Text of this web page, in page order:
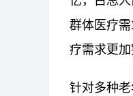
群体医疗
疗需求更加
针对多种